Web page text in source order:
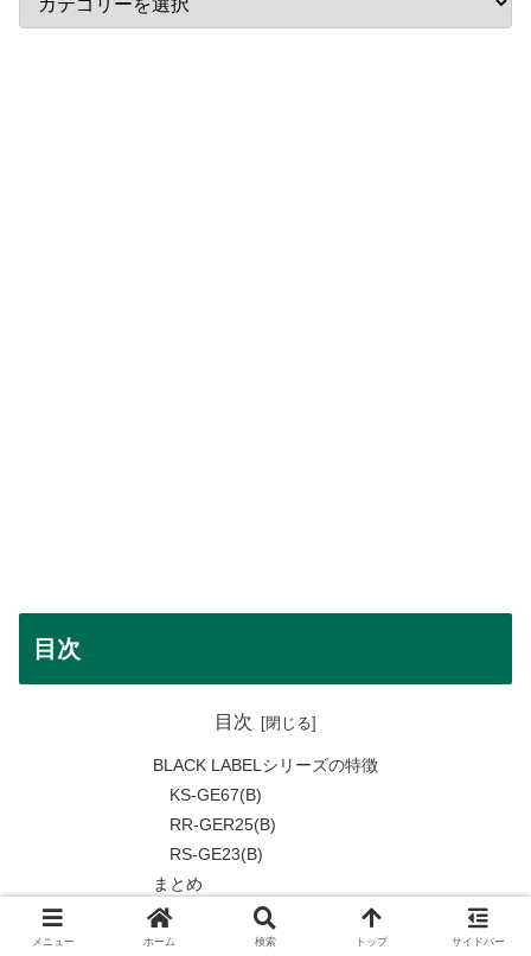
目次
目次
BLACK LABELシリーズの特徴
KS-GE67(B)
RR-GER25(B)
RS-GE23(B)
まとめ
メニュー ホーム 検索 トップ サイドバー